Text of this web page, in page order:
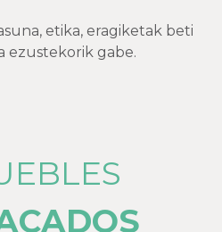
etika, eragiketak beti
ezustekorik gabe.